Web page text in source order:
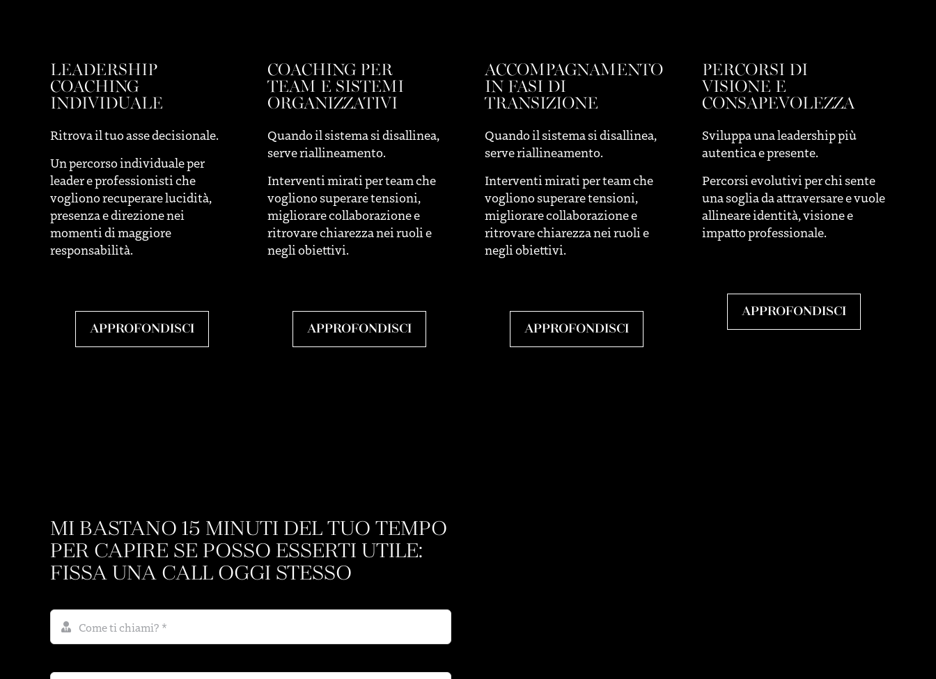
LEADERSHIP
COACHING
INDIVIDUALE
Ritrova il tuo asse decisionale.
Un percorso individuale per
leader e professionisti che
vogliono recuperare lucidità,
presenza e direzione nei
momenti di maggiore
responsabilità.
APPROFONDISCI
COACHING PER
TEAM E SISTEMI
ORGANIZZATIVI
Quando il sistema si disallinea,
serve riallineamento.
Interventi mirati per team che
vogliono superare tensioni,
migliorare collaborazione e
ritrovare chiarezza nei ruoli e
negli obiettivi.
APPROFONDISCI
ACCOMPAGNAMENTO
IN FASI DI
TRANSIZIONE
Quando il sistema si disallinea,
serve riallineamento.
Interventi mirati per team che
vogliono superare tensioni,
migliorare collaborazione e
ritrovare chiarezza nei ruoli e
negli obiettivi.
APPROFONDISCI
PERCORSI DI
VISIONE E
CONSAPEVOLEZZA
Sviluppa una leadership più
autentica e presente.
Percorsi evolutivi per chi sente
una soglia da attraversare e vuole
allineare identità, visione e
impatto professionale.
APPROFONDISCI
MI BASTANO 15 MINUTI DEL TUO TEMPO
PER CAPIRE SE POSSO ESSERTI UTILE:
FISSA UNA CALL OGGI STESSO